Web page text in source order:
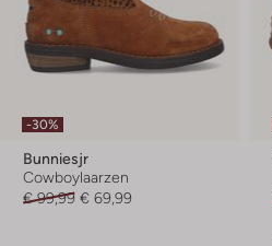
-30%
Bunniesjr
Cowboylaarzen
€ 99,99 € 69,99